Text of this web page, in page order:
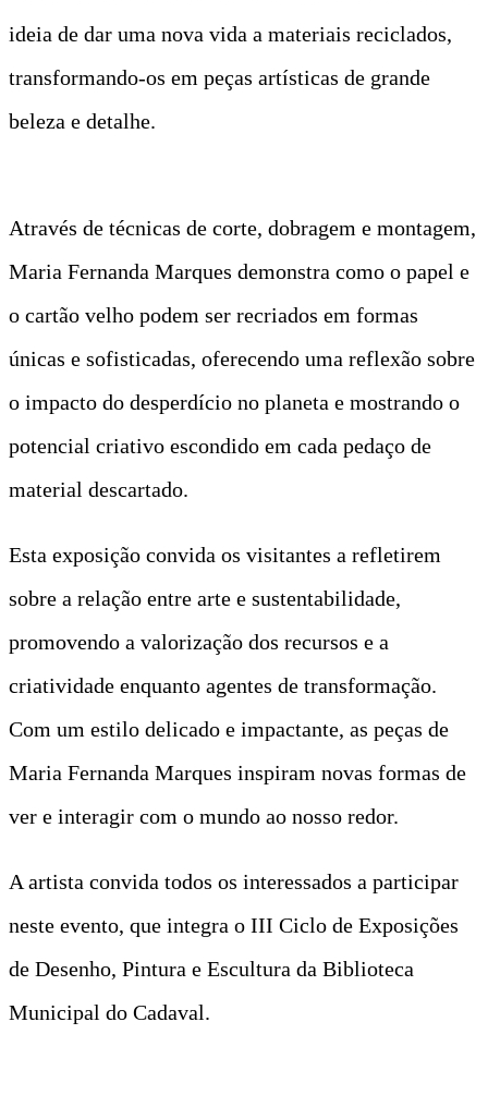
ideia de dar uma nova vida a materiais reciclados,
transformando-os em peças artísticas de grande
beleza e detalhe.
Através de técnicas de corte, dobragem e montagem,
Maria Fernanda Marques demonstra como o papel e
o cartão velho podem ser recriados em formas
únicas e sofisticadas, oferecendo uma reflexão sobre
o impacto do desperdício no planeta e mostrando o
potencial criativo escondido em cada pedaço de
material descartado.
Esta exposição convida os visitantes a refletirem
sobre a relação entre arte e sustentabilidade,
promovendo a valorização dos recursos e a
criatividade enquanto agentes de transformação.
Com um estilo delicado e impactante, as peças de
Maria Fernanda Marques inspiram novas formas de
ver e interagir com o mundo ao nosso redor.
A artista convida todos os interessados a participar
neste evento, que integra o III Ciclo de Exposições
de Desenho, Pintura e Escultura da Biblioteca
Municipal do Cadaval.